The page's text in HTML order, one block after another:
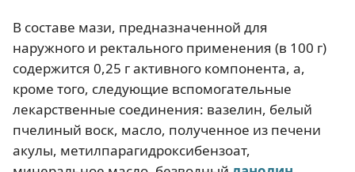
В составе мази, предназначенной для
наружного и ректального применения (в 100 г)
содержится 0,25 г активного компонента, а,
кроме того, следующие вспомогательные
лекарственные соединения: вазелин, белый
пчелиный воск, масло, полученное из печени
акулы, метилпарагидроксибензоат,